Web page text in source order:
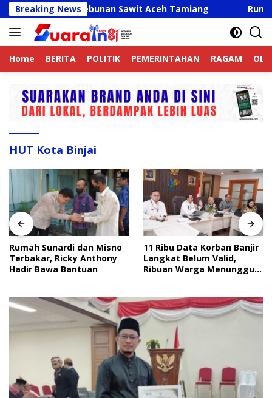
Langsung
ke
konten
Breaking News
di Perkebunan Sawit Aceh Tamiang Rumah
Home BERITA POLITIK PEMERINTAHAN RAGAM
HUT Kota Binjai
Rumah Sunardi dan Misno
Terbakar, Ricky Anthony
Hadir Bawa Bantuan
11 Ribu Data Korban Banjir
Langkat Belum Valid,
Ribuan Warga Menunggu